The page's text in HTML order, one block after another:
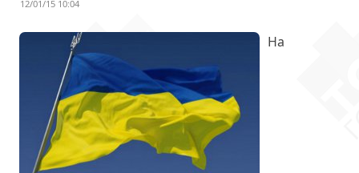
12/01/15 10:04
На